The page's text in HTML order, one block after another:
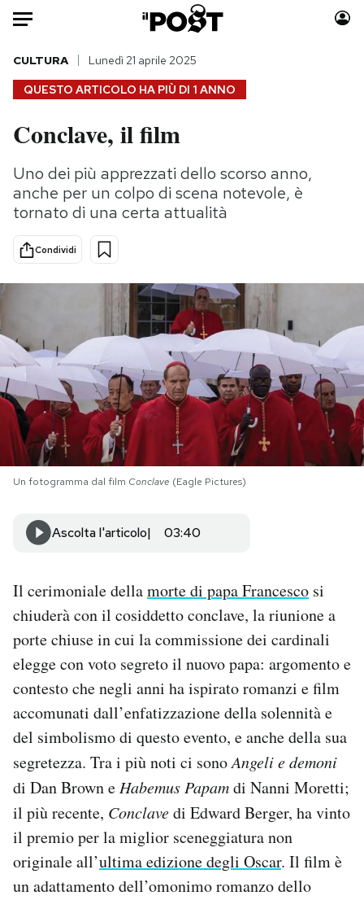
Auto
HOME
Italia
Politica
Tecnologia
Scienza
Consumismi
Storie/Idee
Altrecose
Mondiali calcio 2026
PODCAST
NEWSLETTER
CALENDARIO
AREA PERSONALE
Area Personale
Newsletter
Notifiche mobile
Regala il Post
Hai bisogno di aiuto?
QUESTO ARTICOLO HA PIÙ DI 1 ANNO
CULTURA Lunedì 21 aprile 2025
Conclave, il film
Uno dei più apprezzati dello scorso anno,
anche per un colpo di scena notevole, è
tornato di una certa attualità
Condividi
Un fotogramma dal film Conclave (Eagle Pictures)
Ascolta l'articolo 03:40
Il cerimoniale dellamorte di papa Francesco si
chiuderà con il cosiddetto conclave, la riunione a
porte chiuse in cui la commissione dei cardinali
elegge con voto segreto il nuovo papa: argomento e
contesto che negli anni ha ispirato romanzi e film
accomunati dall’enfatizzazione della solennità e
del simbolismo di questo evento, e anche della sua
segretezza. Tra i più noti ci sonoAngeli e demoni
di Dan Brown e Habemus Papamdi Nanni Moretti;
il più recente, Conclavedi Edward Berger, ha vinto
il premio per la miglior sceneggiatura non
originale all’ultima edizione degli Oscar. Il film è
un adattamento dell’omonimo romanzo dello